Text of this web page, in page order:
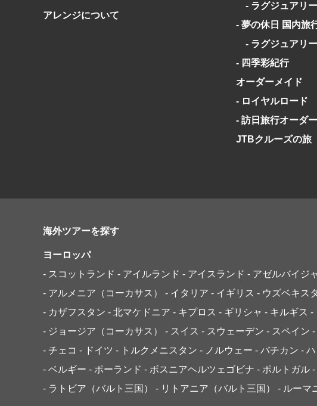
アレンジについて
- ラグジュアリ
- 夢の休日 国内旅
- ラグジュアリ
- 四季彩紀行
オーダーメイド
- ロイヤルロード
- 訪日旅行オーダ
JTBクルーズの旅
海外ツアーを探す
ヨーロッパ
- スコットランド - アイルランド - アイスランド - アゼルバイジ
- アルメニア（コーカサス）
- イタリア - イギリス - ウズベキス
- カザフスタン - 北マケドニア - キプロス - ギリシャ - キルギス -
- ジョージア（コーカサス）
- スイス - スウェーデン - スペイン -
- チェコ - ドイツ - トルクメニスタン - ノルウェー - バチカン -
- ベルギー - ポーランド - ボスニアヘルツェゴビナ - ポルトガル -
- ラトビア（バルト三国）
- リトアニア（バルト三国） - ルーマ